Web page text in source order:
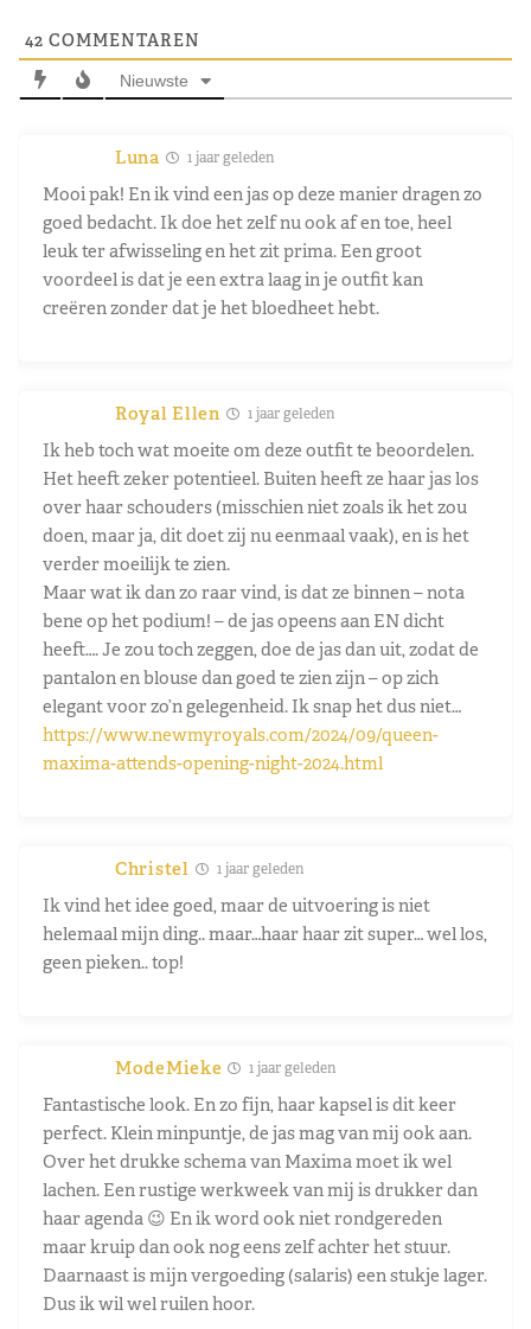
42 COMMENTAREN
Nieuwste
Luna 1 jaar geleden
Mooi pak! En ik vind een jas op deze manier dragen zo
goed bedacht. Ik doe het zelf nu ook af en toe, heel
leuk ter afwisseling en het zit prima. Een groot
voordeel is dat je een extra laag in je outfit kan
creëren zonder dat je het bloedheet hebt.
Royal Ellen 1 jaar geleden
Ik heb toch wat moeite om deze outfit te beoordelen.
Het heeft zeker potentieel. Buiten heeft ze haar jas los
over haar schouders (misschien niet zoals ik het zou
doen, maar ja, dit doet zij nu eenmaal vaak), en is het
verder moeilijk te zien.
Maar wat ik dan zo raar vind, is dat ze binnen – nota
bene op het podium! – de jas opeens aan EN dicht
heeft…. Je zou toch zeggen, doe de jas dan uit, zodat de
pantalon en blouse dan goed te zien zijn – op zich
elegant voor zo’n gelegenheid. Ik snap het dus niet…
https://www.newmyroyals.com/2024/09/queen-
maxima-attends-opening-night-2024.html
Christel 1 jaar geleden
Ik vind het idee goed, maar de uitvoering is niet
helemaal mijn ding.. maar…haar haar zit super… wel los,
geen pieken.. top!
ModeMieke 1 jaar geleden
Fantastische look. En zo fijn, haar kapsel is dit keer
perfect. Klein minpuntje, de jas mag van mij ook aan.
Over het drukke schema van Maxima moet ik wel
lachen. Een rustige werkweek van mij is drukker dan
haar agenda 😉 En ik word ook niet rondgereden
maar kruip dan ook nog eens zelf achter het stuur.
Daarnaast is mijn vergoeding (salaris) een stukje lager.
Dus ik wil wel ruilen hoor.